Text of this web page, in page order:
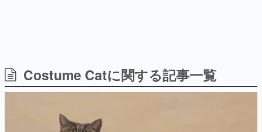
日本のモバイルゲーム史における主要なトピック・タイト
ルを網羅するほか、開発者へのインタビューや識者による
解説を掲載。約20年の歴史が一望できる決定版！
『うつヌケ』『ペンと箸』等で知られるマンガ家・田中圭
一先生によるゲーム業界レポートマンガです。
Costume Catに関する記事一覧